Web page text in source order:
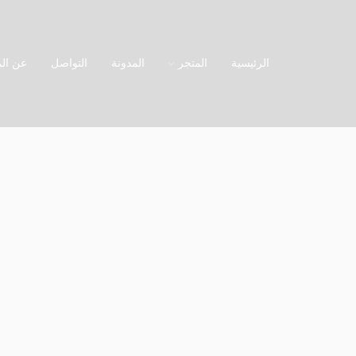
الرئيسية المتجر المدونة التواصل عن